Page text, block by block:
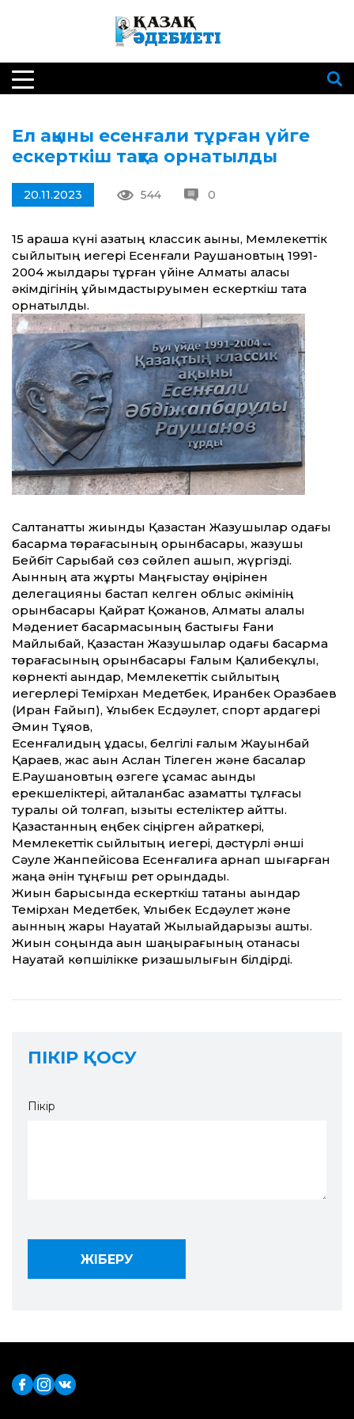
Ел ақыны есенғали тұрған үйге
ескерткіш тақта орнатылды
20.11.2023 544 0
15 қараша күні қазақтың классик ақыны, Мемлекеттік
сыйлықтың иегері Есенғали Раушановтың 1991-
2004 жылдары тұрған үйіне Алматы қаласы
әкімдігінің ұйымдастыруымен ескерткіш тақта
орнатылды.
Салтанатты жиынды Қазақстан Жазушылар одағы
басқарма төрағасының орынбасары, жазушы
Бейбіт Сарыбай сөз сөйлеп ашып, жүргізді.
Ақынның ата жұрты Маңғыстау өңірінен
делегацияны бастап келген облыс әкімінің
орынбасары Қайрат Қожанов, Алматы қалалық
Мәдениет басқармасының бастығы Ғани
Майлыбай, Қазақстан Жазушылар одағы басқарма
төрағасының орынбасары Ғалым Қалибекұлы,
көрнекті ақындар, Мемлекеттік сыйлықтың
иегерлері Темірхан Медетбек, Иранбек Оразбаев
(Иран Ғайып), Ұлықбек Есдәулет, спорт ардагері
Әмин Тұяқов,
Есенғалидың құдасы, белгілі ғалым Жауынбай
Қараев, жас ақын Аслан Тілеген және басқалар
Е.Раушановтың өзгеге ұқсамас ақындық
ерекшеліктері, қайталанбас азаматтық тұлғасы
туралы ой толғап, қызықты естеліктер айтты.
Қазақстанның еңбек сіңірген қайраткері,
Мемлекеттік сыйлықтың иегері, дәстүрлі әнші
Сәуле Жанпейісова Есенғалиға арнап шығарған
жаңа әнін тұңғыш рет орындады.
Жиын барысында ескерткіш тақтаны ақындар
Темірхан Медетбек, Ұлықбек Есдәулет және
ақынның жары Науатай Жылқыайдарқызы ашты.
Жиын соңында ақын шаңырағының отанасы
Науатай көпшілікке ризашылығын білдірді.
ПІКІР ҚОСУ
Пікір